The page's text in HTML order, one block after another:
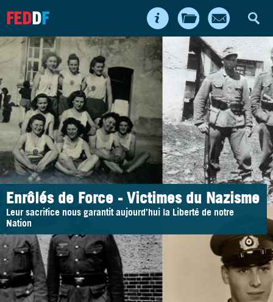
FEDDF
Enrôlés de Force - Victimes du Nazisme
Leur sacrifice nous garantit aujourd’hui la Liberté de notre
Nation